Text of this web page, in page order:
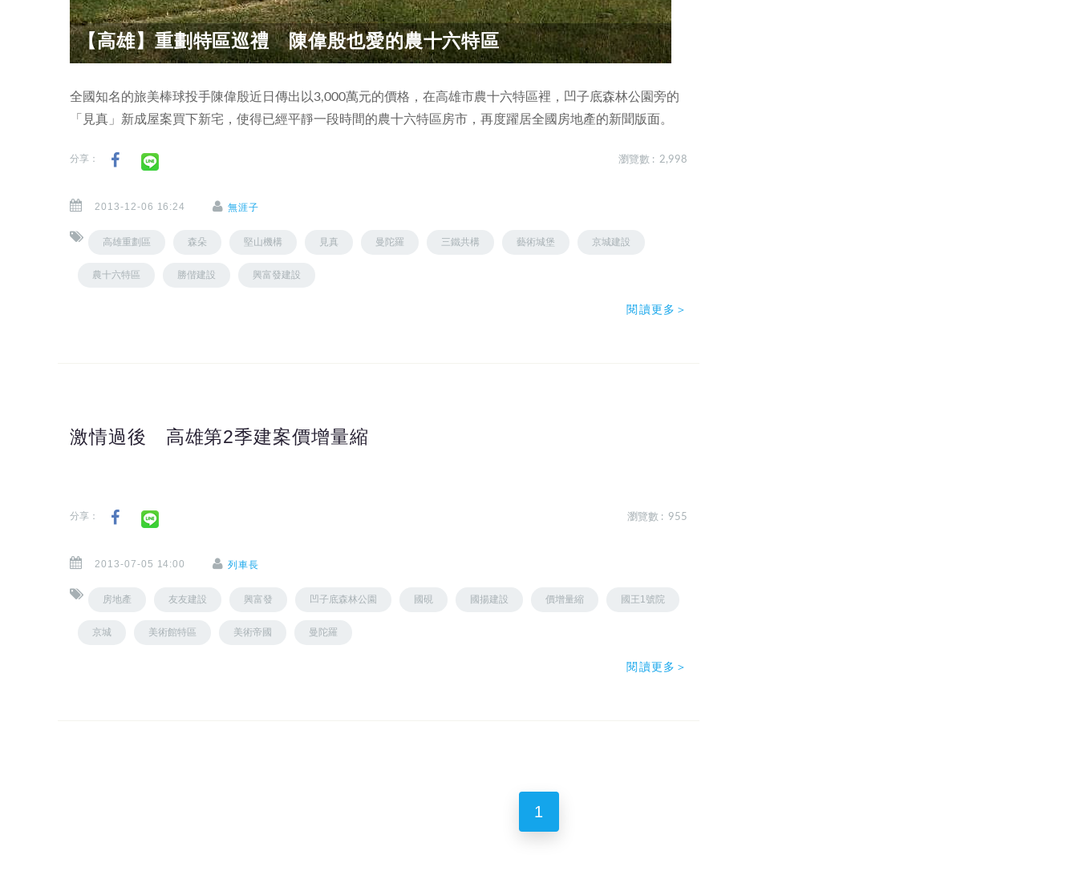
【高雄】重劃特區巡禮 陳偉殷也愛的農十六特區
全國知名的旅美棒球投手陳偉殷近日傳出以3,000萬元的價格，在高雄市農十六特區裡，凹子底森林公園旁的
「見真」新成屋案買下新宅，使得已經平靜一段時間的農十六特區房市，再度躍居全國房地產的新聞版面。
分享： 瀏覽數 : 2,998
2013-12-06 16:24 無涯子
高雄重劃區 森朵 堅山機構 見真 曼陀羅 三鐵共構 藝術城堡 京城建設
農十六特區 勝偕建設 興富發建設
閱讀更多＞
激情過後 高雄第2季建案價增量縮
分享： 瀏覽數 : 955
2013-07-05 14:00 列車長
房地產 友友建設 興富發 凹子底森林公園 國硯 國揚建設 價增量縮 國王1號院
京城 美術館特區 美術帝國 曼陀羅
閱讀更多＞
1